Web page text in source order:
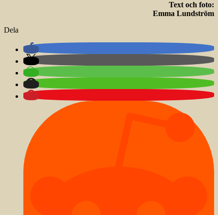
Text och foto:
Emma Lundström
Dela